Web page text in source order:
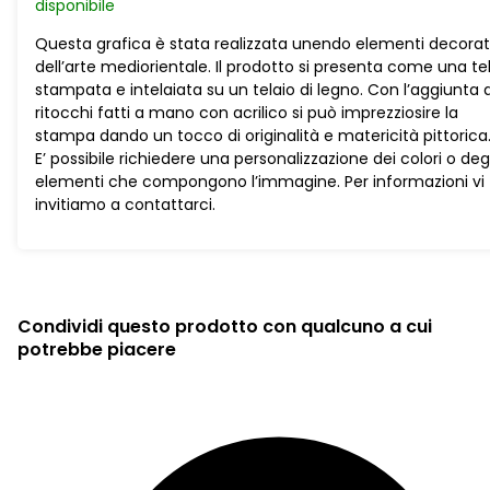
quantità
disponibile
Questa grafica è stata realizzata unendo elementi
dell’arte mediorientale. Il prodotto si presenta come una
stampata e intelaiata su un telaio di legno. Con l’aggiunta
ritocchi fatti a mano con acrilico si può imprezziosire la
stampa dando un tocco di originalità e matericità pittorica.
E’ possibile richiedere una personalizzazione dei colori o
elementi che compongono l’immagine. Per informazioni vi
invitiamo a contattarci.
Condividi questo prodotto con qualcuno a cui
potrebbe piacere